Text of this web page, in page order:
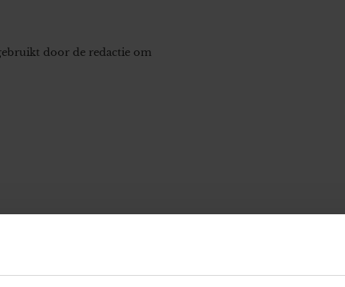
door de redactie om